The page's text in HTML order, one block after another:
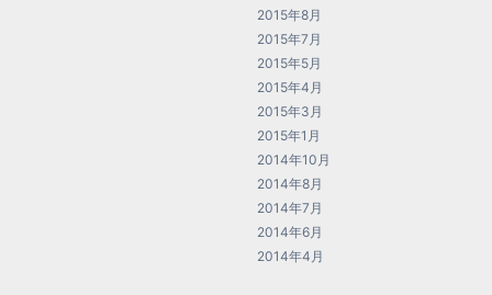
2015年8月
2015年7月
2015年5月
2015年4月
2015年3月
2015年1月
2014年10月
2014年8月
2014年7月
2014年6月
2014年4月